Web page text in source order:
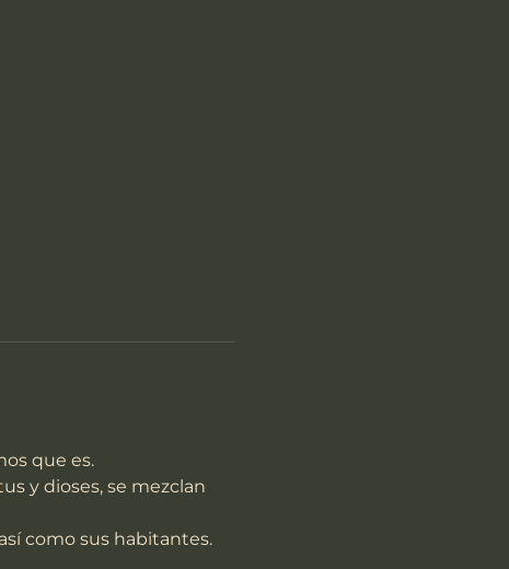
que es.
como sus habitantes.